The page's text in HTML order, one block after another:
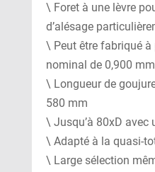
\ Foret à une lèvre
d’alésage
\ Peut être fabriqué à
nominal de 0,900
\ Longueur de
580 mm
\ Jusqu’à 80xD avec
\ Adapté à la quasi-
\ Large sélection